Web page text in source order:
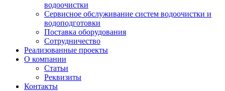
водоочистки
Сервисное обслуживание систем водоочистки и
водоподготовки
Поставка оборудования
Сотрудничество
Реализованные проекты
О компании
Cтатьи
Реквизиты
Контакты